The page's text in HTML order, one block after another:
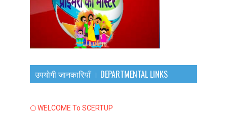
उपयोगी जानकारियाँ । DEPARTMENTAL LINKS
🌕 WELCOME To SCERTUP